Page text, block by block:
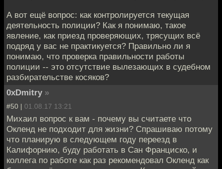
А вот ещё вопрос: как контролируется текущая
деятельность полиции? Как я понимаю, такое
явление, как приезд проверяющих, трясущих всё
подряд у вас не практикуется? Правильно ли я
понимаю, что проверка правильности работы
полиции -- это отсутствие вылезающих в судебном
разбирательстве косяков?
0xDmitry »
#50 | 01.08.17 13:21
Михаил вопрос к вам - почему вы считаете что
Окленд не подходит для жизни? Спрашиваю потому
что планирую в следующем году переезд в
Калифорнию, буду работать в Сан Франциско, и
коллега по работе как раз рекомендовал Окленд как